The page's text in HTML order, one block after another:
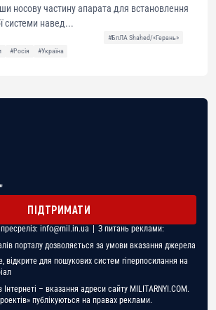
носову частину апарата для встановлення
системи навед...
#БпЛА Shahed/«Герань»
#Росія
#Україна
ПІДТРИМАТИ
info@mil.in.ua | З питань реклами:
порталу дозволяється за умови вказання джерела
відкрите для пошукових систем гіперпосилання на
Інтернеті – вказання адреси сайту MILITARNYI.COM.
публікуються на правах реклами.